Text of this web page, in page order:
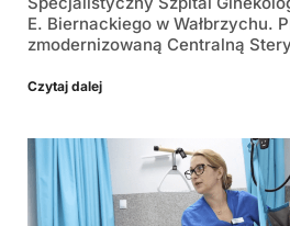
E. Biernackiego w Wałbrzychu.
zmodernizowaną Centralną
Czytaj dalej